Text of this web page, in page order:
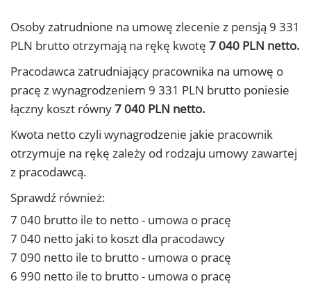
Osoby zatrudnione na umowę zlecenie z pensją 9 331
PLN brutto otrzymają na rękę kwotę 7 040 PLN netto.
Pracodawca zatrudniający pracownika na umowę o
pracę z wynagrodzeniem 9 331 PLN brutto poniesie
łączny koszt równy7 040 PLN netto.
Kwota netto czyli wynagrodzenie jakie pracownik
otrzymuje na rękę zależy od rodzaju umowy zawartej
z pracodawcą.
Sprawdź również:
7 040 brutto ile to netto - umowa o pracę
7 040 netto jaki to koszt dla pracodawcy
7 090 netto ile to brutto - umowa o pracę
6 990 netto ile to brutto - umowa o pracę